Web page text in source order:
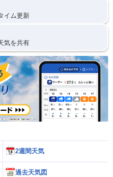
イム更新
気を共有
2週間天気
過去天気図